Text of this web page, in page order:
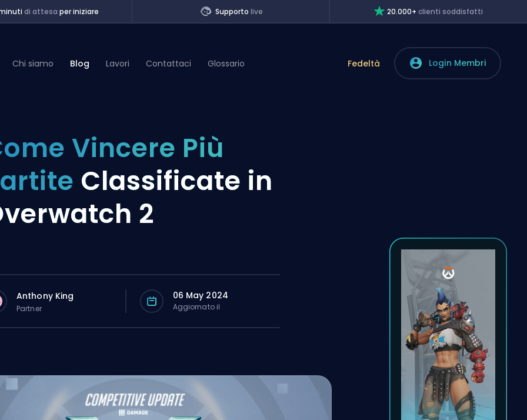
di attesa per iniziare Supporto live 20.000+clienti soddisfatti
Chi siamo Blog Lavori Contattaci Glossario Fedeltà Login Membri
Vincere Più
Classificate in
2
Anthony King
Partner
06 May 2024
Aggiornato il